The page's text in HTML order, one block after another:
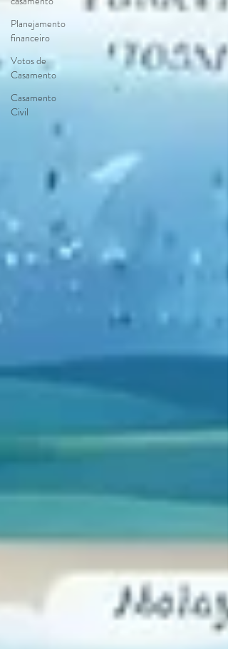
Planejamento
financeiro
Votos de
Casamento
Casamento
Civil